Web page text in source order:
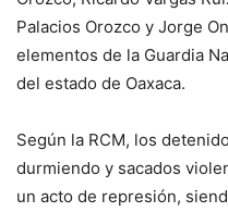
Palacios Orozco y Jorge
elementos de la Guardia
del estado de Oaxaca.
Según la RCM, los
durmiendo y sacados
un acto de represión,